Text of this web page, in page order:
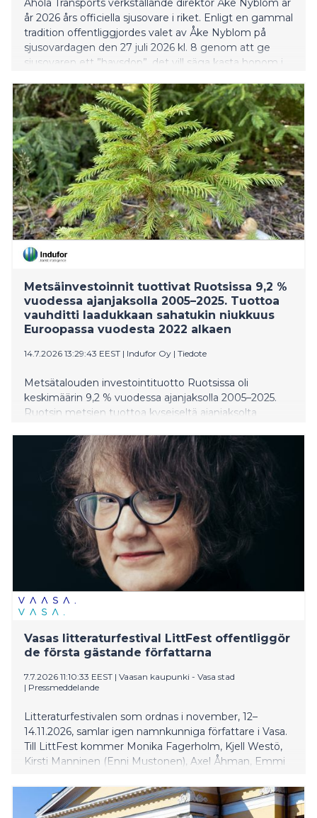
år 2026 års officiella sjusovare i riket. Enligt en gammal
tradition offentliggjordes valet av Åke Nyblom på
sjusovardagen den 27 juli 2026 kl. 8 genom att ge
sjusovaren ett ”havsdop”, det vill säga kasta honom i
Metsäinvestoinnit tuottivat Ruotsissa 9,2 %
vuodessa ajanjaksolla 2005–2025. Tuottoa
vauhditti laadukkaan sahatukin niukkuus
Euroopassa vuodesta 2022 alkaen
14.7.2026 13:29:43 EEST | Indufor Oy | Tiedote
Metsätalouden investointituotto Ruotsissa oli
keskimäärin 9,2 % vuodessa ajanjaksolla 2005–2025.
Ruotsin metsien tuottoa kyseiseltä ajanjaksolta
suomalaisten yksityismetsien pääoman tuottoon, joka
oli 7,8 % vuodessa samalla ajanjaksolla. Induforin
tutkimus mahdollistaa ensimmäistä kertaa tarkan
vertailun metsätalouden investointiekonomiasta
Ruotsissa. Vuosina 2005–2022, ennen Venäjän
täysimittaista hyökkäystä Ukrainaan, metsätalouden
investointituotto Ruotsissa oli 6,2 % vuodessa
verrattuna yksityisen metsätalouden 6,7 %:n tuottoon
Suomessa. Vuodesta 2022 eteenpäin sijoitustuottoa
on lisännyt erityisesti Ruotsissa puun hintojen nopea
nousu, erityisesti ruotsalaisen sahatukin hintatason
nousu, jota on myös vauhdittanut korkealaatuisen
taso Ruotsissa näyttäisi olevan parhaillaan ainakin
toistaiseksi konvergoitumassa kohti pidemmän
Suomen raakapuuma
Vasas litteraturfestival LittFest offentliggör
de första gästande författarna
7.7.2026 11:10:33 EEST | Vaasan kaupunki - Vasa stad
| Pressmeddelande
Litteraturfestivalen som ordnas i november, 12–
14.11.2026, samlar igen namnkunniga författare i Vasa.
Till LittFest kommer Monika Fagerholm, Kjell Westö,
Kirsti Manninen (Enni Mustonen), Axel Åhman, Emmi
hösten utlovas också bokcirklar före festivalen.